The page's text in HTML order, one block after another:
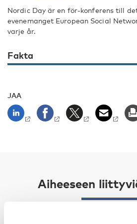
Nordic Day är en för-konferens till
evenemanget European Social
varje år.
Fakta
JAA
Aiheeseen